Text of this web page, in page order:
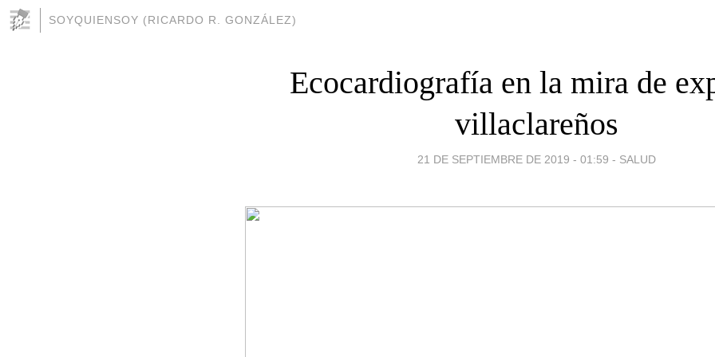
SOYQUIENSOY (RICARDO R. GONZÁLEZ)
Ecocardiografía en la mira de
villaclareños
21 DE SEPTIEMBRE DE 2019 - 01:59 - SALUD